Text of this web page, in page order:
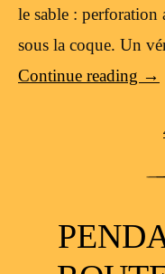
le sable : perforation
sous la coque. Un
Continue reading →